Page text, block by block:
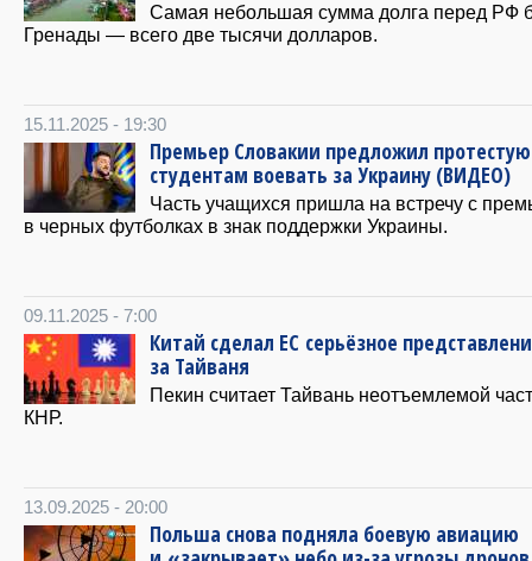
Самая небольшая сумма долга перед РФ
Гренады — всего две тысячи долларов.
15.11.2025 - 19:30
Премьер Словакии предложил
студентам воевать за Украину (ВИДЕО)
Часть учащихся пришла на встречу с
в черных футболках в знак поддержки Украины.
09.11.2025 - 7:00
Китай сделал ЕС серьёзное
за Тайваня
Пекин считает Тайвань неотъемлемой
КНР.
13.09.2025 - 20:00
Польша снова подняла боевую авиацию